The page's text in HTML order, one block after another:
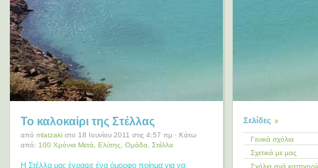
Το καλοκαίρι της Στέλλας
από mlatzaki στο 18 Ιουνίου 2011 στις 4:57 πμ · Κάτω
από: 100 Χρόνια Μετά Ελύτης Ομάδα Στέλλα
Η Στέλλα μας έγραψε ένα όμορφο ποίημα για να
Σελίδες
Γενικά σχόλια
Σχετικά με μας
Σχόλια ανά